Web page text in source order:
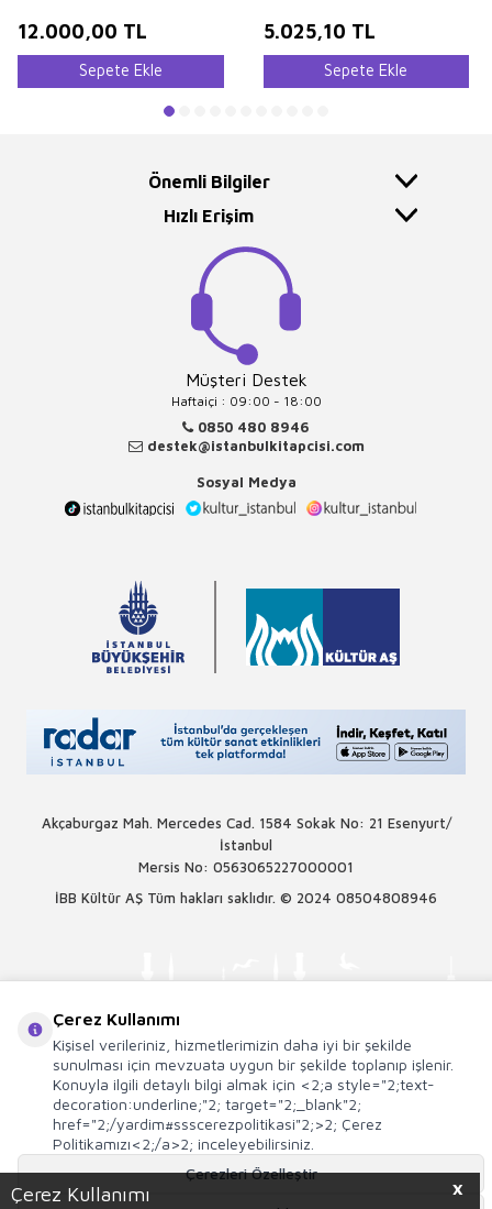
X
Çerez Kullanımı
12.000,00 TL
Sepete Ekle
5.025,10 TL
Sepete Ekle
Önemli Bilgiler
Hızlı Erişim
Müşteri Destek
Haftaiçi : 09:00 - 18:00
0850 480 8946
destek@istanbulkitapcisi.com
Sosyal Medya
Akçaburgaz Mah. Mercedes Cad. 1584 Sokak No: 21 Esenyurt/
İstanbul
Mersis No: 0563065227000001
İBB Kültür AŞ Tüm hakları saklıdır. © 2024 08504808946
T-Soft
Çerez Kullanımı
Kişisel verileriniz, hizmetlerimizin daha iyi bir şekilde
sunulması için mevzuata uygun bir şekilde toplanıp işlenir.
Konuyla ilgili detaylı bilgi almak için <2;a style="2;text-
decoration:underline;"2; target="2;_blank"2;
href="2;/yardim#ssscerezpolitikasi"2;>2; Çerez
Politikamızı<2;/a>2; inceleyebilirsiniz.
Çerezleri Özelleştir